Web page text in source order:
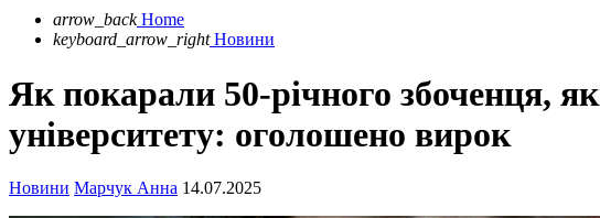
arrow_back Home
keyboard_arrow_right Новини
Як покарали 50-річного збоченця,
університету: оголошено вирок
Новини Марчук Анна 14.07.2025